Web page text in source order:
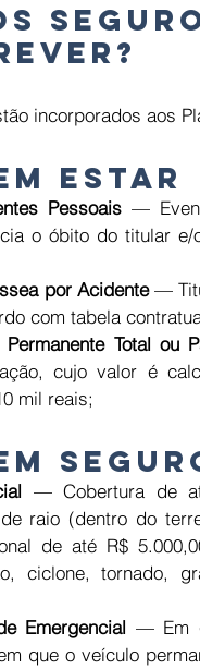
incorporados aos
Estar
Pessoais —
o óbito do titular
por Acidente —
com tabela
Total ou
cujo valor é
mil reais;
— Cobertura de
raio (dentro do
de até R$
ciclone, tornado,
Emergencial — Em
que o veículo